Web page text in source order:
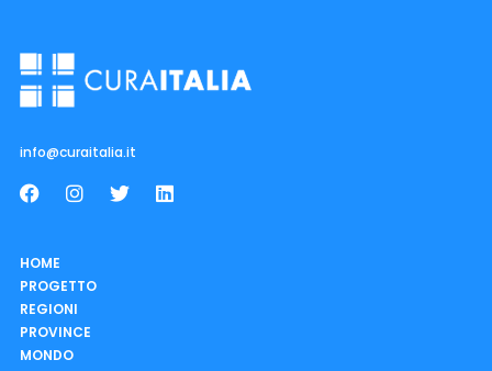
info@curaitalia.it
HOME
PROGETTO
REGIONI
PROVINCE
MONDO